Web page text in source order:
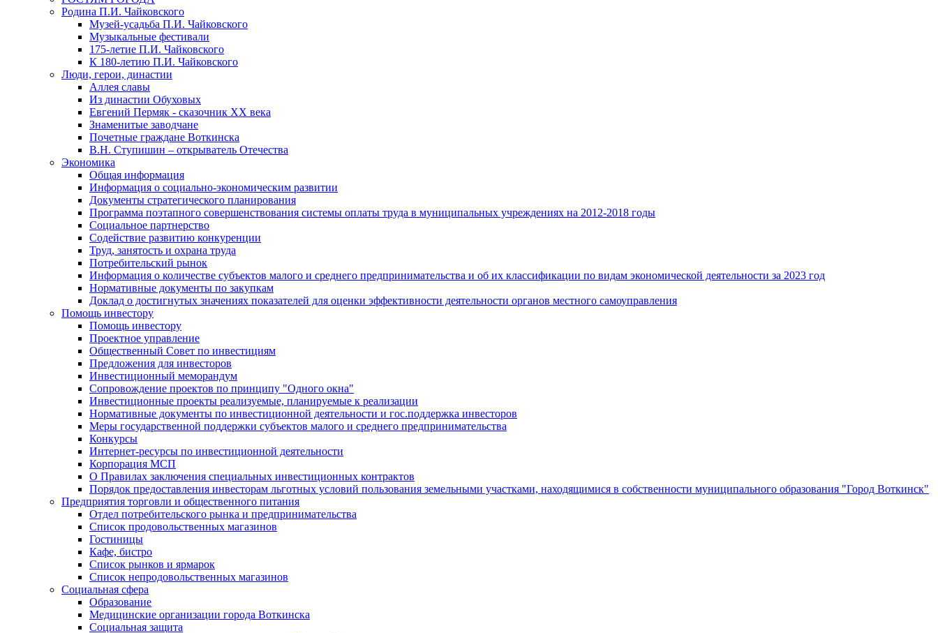
Родина П.И. Чайковского
Музей-усадьба П.И. Чайковского
Музыкальные фестивали
175-летие П.И. Чайковского
К 180-летию П.И. Чайковского
Люди, герои, династии
Аллея славы
Из династии Обуховых
Евгений Пермяк - сказочник XX века
Знаменитые заводчане
Почетные граждане Воткинска
В.Н. Ступишин – открыватель Отечества
Экономика
Общая информация
Информация о социально-экономическим развитии
Документы стратегического планирования
Программа поэтапного совершенствования системы оплаты труда в муниципальных учреждениях на 2012-2018 годы
Социальное партнерство
Содействие развитию конкуренции
Труд, занятость и охрана труда
Потребительский рынок
Информация о количестве субъектов малого и среднего предпринимательства и об их классификации по видам экономической деятельности за 2023 год
Нормативные документы по закупкам
Доклад о достигнутых значениях показателей для оценки эффективности деятельности органов местного самоуправления
Помощь инвестору
Помощь инвестору
Проектное управление
Общественный Совет по инвестициям
Предложения для инвесторов
Инвестиционный меморандум
Сопровождение проектов по принципу "Oдного окна"
Инвестиционные проекты реализуемые, планируемые к реализации
Нормативные документы по инвестиционной деятельности и гос.поддержка инвесторов
Меры государственной поддержки субъектов малого и среднего предпринимательства
Конкурсы
Интернет-ресурсы по инвестиционной деятельности
Корпорация МСП
О Правилах заключения специальных инвестиционных контрактов
Порядок предоставления инвесторам льготных условий пользования земельными участками, находящимися в собственности муниципального образования "Город Воткинск"
Предприятия торговли и общественного питания
Отдел потребительского рынка и предпринимательства
Список продовольственных магазинов
Гостиницы
Кафе, бистро
Cписок рынков и ярмарок
Список непродовольственных магазинов
Социальная сфера
Образование
Медицинские организации города Воткинска
Социальная защита